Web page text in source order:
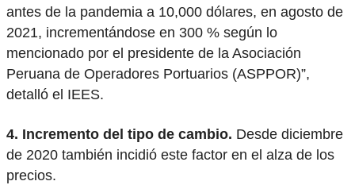
antes de la pandemia a 10,000 dólares, en agosto de
2021, incrementándose en 300 % según lo
mencionado por el presidente de la Asociación
Peruana de Operadores Portuarios (ASPPOR)”,
detalló el IEES.
4. Incremento del tipo de cambio. Desde diciembre
de 2020 también incidió este factor en el alza de los
precios.